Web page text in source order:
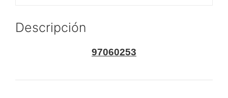
Descripción
97060253